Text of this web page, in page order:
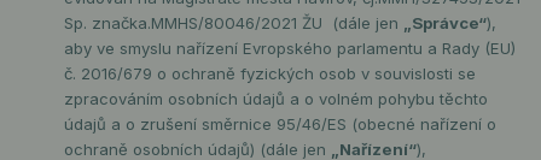
Sp. značka.MMHS/80046/2021 ŽU (dále jen
„Správce“),
aby ve smyslu nařízení Evropského parlamentu a Rady (EU)
č. 2016/679 o ochraně fyzických osob v souvislosti se
zpracováním osobních údajů a o volném pohybu těchto
údajů a o zrušení směrnice 95/46/ES (obecné nařízení o
ochraně osobních údajů) (dále jen
„Nařízení“),